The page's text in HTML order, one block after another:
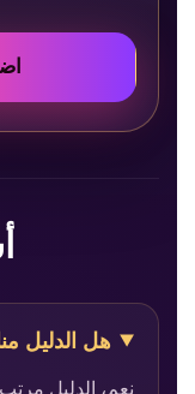
هل الدليل
نعم، الدليل